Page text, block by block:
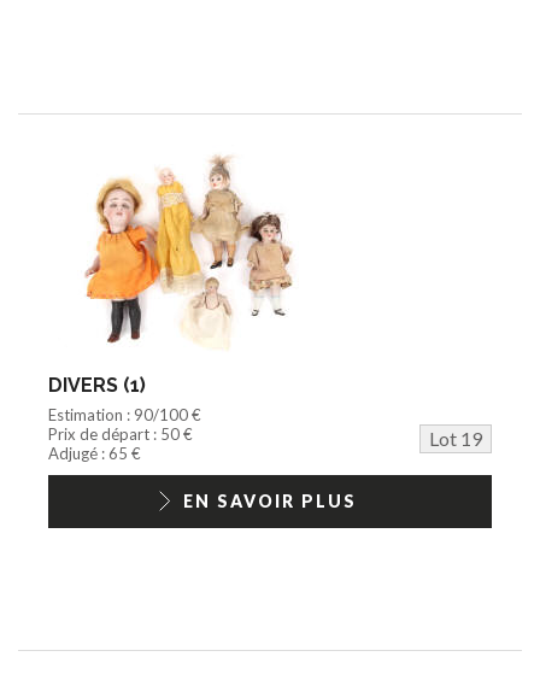
DIVERS (1)
Estimation : 90/100 €
Prix de départ : 50 €
Lot 19
Adjugé : 65 €
EN SAVOIR PLUS